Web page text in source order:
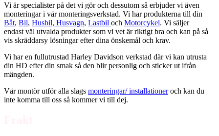
Vi är specialister på det vi gör och dessutom så erbjuder vi även
monteringar i vår monteringsverkstad. Vi har produkterna till din
Båt, Bil, Husbil, Husvagn, Lastbil och Motorcykel. Vi säljer
endast väl utvalda produkter som vi vet är riktigt bra och kan på så
vis skräddarsy lösningar efter dina önskemål och krav.
Vi har en fullutrustad Harley Davidson verkstad där vi kan utrusta
din HD efter din smak så den blir personlig och sticker ut ifrån
mängden.
Vår montör utför alla slags monteringar/ installationeroch kan du
inte komma till oss så kommer vi till dej.